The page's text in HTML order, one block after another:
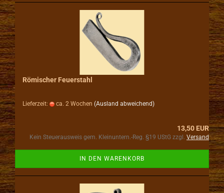
Römischer Feuerstahl
Lieferzeit: ca. 2 Wochen (Ausland abweichend)
13,50 EUR
Kein Steuerausweis gem. Kleinuntern.-Reg. §19 UStG zzgl. Versand
IN DEN WARENKORB